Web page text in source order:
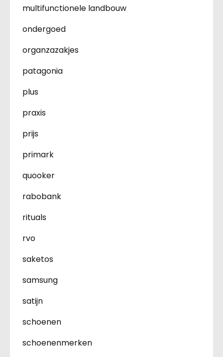
multifunctionele landbouw
ondergoed
organzazakjes
patagonia
plus
praxis
prijs
primark
quooker
rabobank
rituals
rvo
saketos
samsung
satijn
schoenen
schoenenmerken